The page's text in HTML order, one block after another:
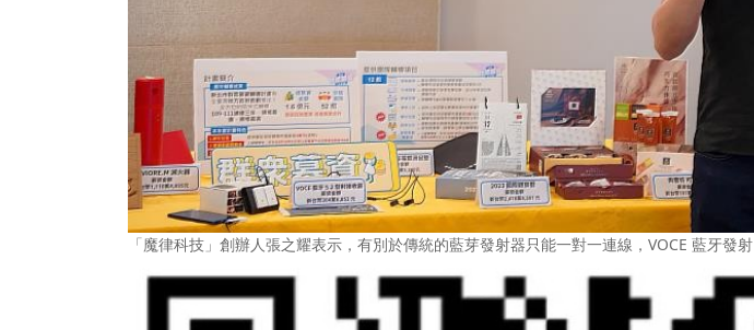
「魔律科技」創辦人張之耀表示，有別於傳統的藍芽發射器只能一對一連線，VOCE 藍牙發射